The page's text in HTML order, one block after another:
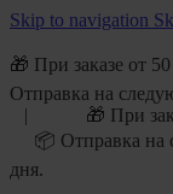
Skip to navigation
🎁 При заказе
Отправка на
| 🎁 При
📦 Отправка на
дня.